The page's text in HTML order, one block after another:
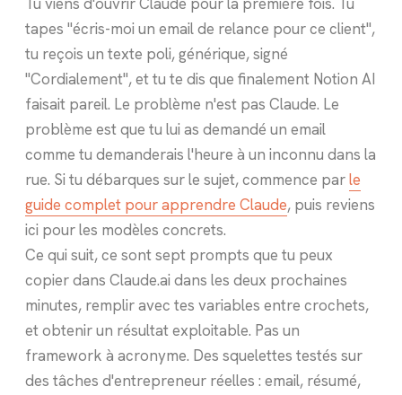
tapes "écris-moi un email de relance pour ce client",
tu reçois un texte poli, générique, signé
"Cordialement", et tu te dis que finalement Notion AI
faisait pareil. Le problème n'est pas Claude. Le
problème est que tu lui as demandé un email
comme tu demanderais l'heure à un inconnu dans la
rue. Si tu débarques sur le sujet, commence parle
guide complet pour apprendre Claude, puis reviens
ici pour les modèles concrets.
Ce qui suit, ce sont sept prompts que tu peux
copier dans Claude.ai dans les deux prochaines
minutes, remplir avec tes variables entre crochets,
et obtenir un résultat exploitable. Pas un
framework à acronyme. Des squelettes testés sur
des tâches d'entrepreneur réelles : email, résumé,